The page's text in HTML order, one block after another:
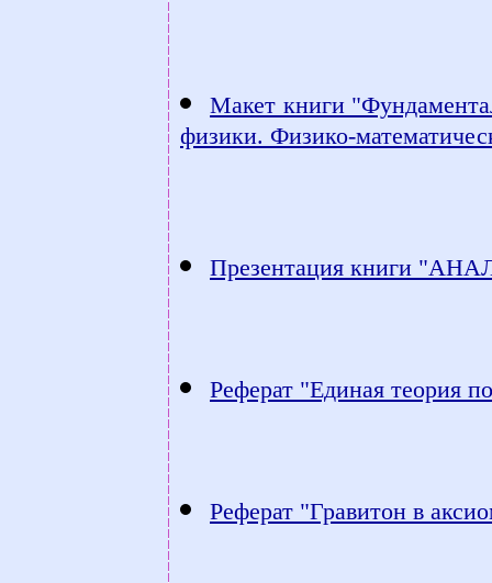
Макет книги
физики. Физико-
Презентация книги
Реферат "Единая теория
Реферат "Гравитон в